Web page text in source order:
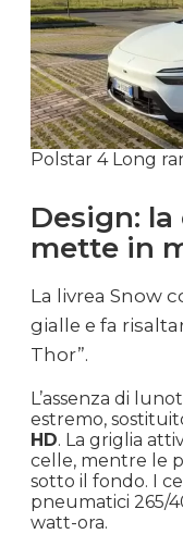
Polstar 4 Long
Design:
mette in
La livrea Snow
gialle e fa
Thor”.
L’assenza di
estremo,
HD. La griglia
celle, mentre le
sotto il fondo. I
pneumatici 265/
watt-ora.